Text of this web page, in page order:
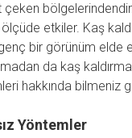
etkiler. Kaş
bir görünüm elde
da kaş
hakkında bilmeniz
Yöntemler